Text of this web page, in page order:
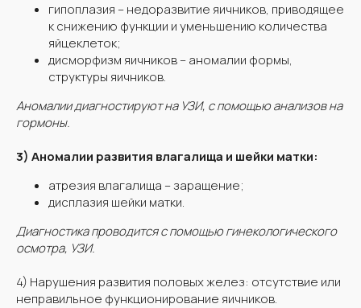
гипоплазия – недоразвитие яичников, приводящее
к снижению функции и уменьшению количества
яйцеклеток;
дисморфизм яичников – аномалии формы,
структуры яичников.
Аномалии диагностируют на УЗИ, с помощью анализов на
гормоны.
3) Аномалии развития влагалища и шейки матки:
атрезия влагалища – заращение;
дисплазия шейки матки.
Диагностика проводится с помощью гинекологического
осмотра, УЗИ.
4) Нарушения развития половых желез: отсутствие или
неправильное функционирование яичников.